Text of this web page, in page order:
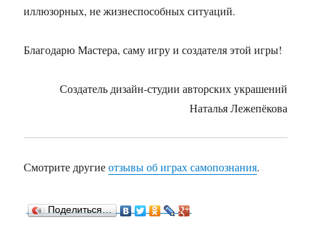
иллюзорных, не жизнеспособных ситуаций.
Благодарю Мастера, саму игру и создателя этой игры!
Создатель дизайн-студии авторских украшений
Наталья Лежепёкова
Смотрите другиеотзывы об играх самопознания.
Поделиться…